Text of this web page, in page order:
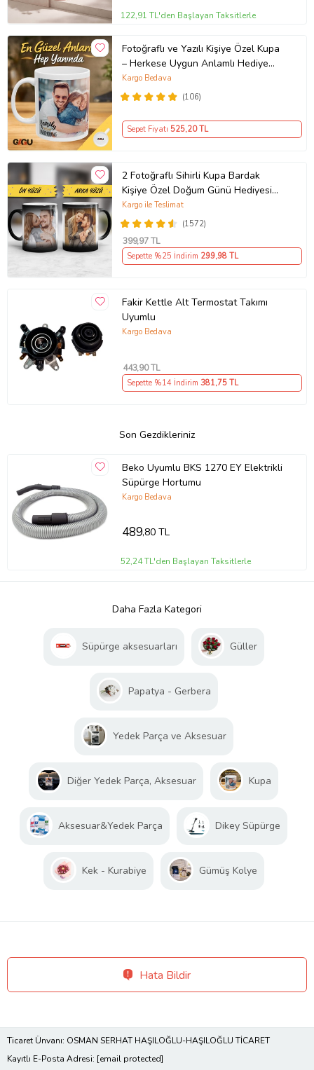
122,91 TL'den Başlayan Taksitlerle
Fotoğraflı ve Yazılı Kişiye Özel Kupa
– Herkese Uygun Anlamlı Hediye
Porselen Baskılı Kupa (Beyaz)
(106)
Kargo Bedava
Sepet Fiyatı 525,20 TL
2 Fotoğraflı Sihirli Kupa Bardak
Kişiye Özel Doğum Günü Hediyesi
Sevgiliye Hediye Anneye Babaya
Ablaya Abiye Kız Erkek Kardeşe
Arkadaşa Resimli Günü Yıl Dönümü
Hediyesi
(1572)
Kargo ile Teslimat
399,97 TL
Sepette %25 İndirim 299,98 TL
Fakir Kettle Alt Termostat Takımı
Uyumlu
Kargo Bedava
443,90 TL
Sepette %14 İndirim 381,75 TL
Son Gezdikleriniz
Beko Uyumlu BKS 1270 EY Elektrikli
Süpürge Hortumu
Kargo Bedava
489,80 TL
52,24 TL'den Başlayan Taksitlerle
Daha Fazla Kategori
Süpürge aksesuarları Güller
Papatya - Gerbera
Yedek Parça ve Aksesuar
Diğer Yedek Parça, Aksesuar Kupa
Aksesuar&Yedek Parça Dikey Süpürge
Kek - Kurabiye Gümüş Kolye
Hata Bildir
Ticaret Ünvanı: OSMAN SERHAT HAŞILOĞLU-HAŞILOĞLU TİCARET
Kayıtlı E-Posta Adresi: [email protected]